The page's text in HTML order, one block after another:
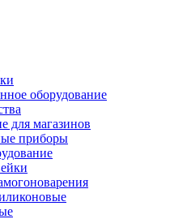
оборудование
для магазинов
приборы